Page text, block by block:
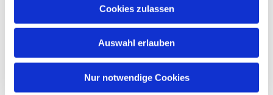
Cookies zulassen
Auswahl erlauben
Nur notwendige Cookies